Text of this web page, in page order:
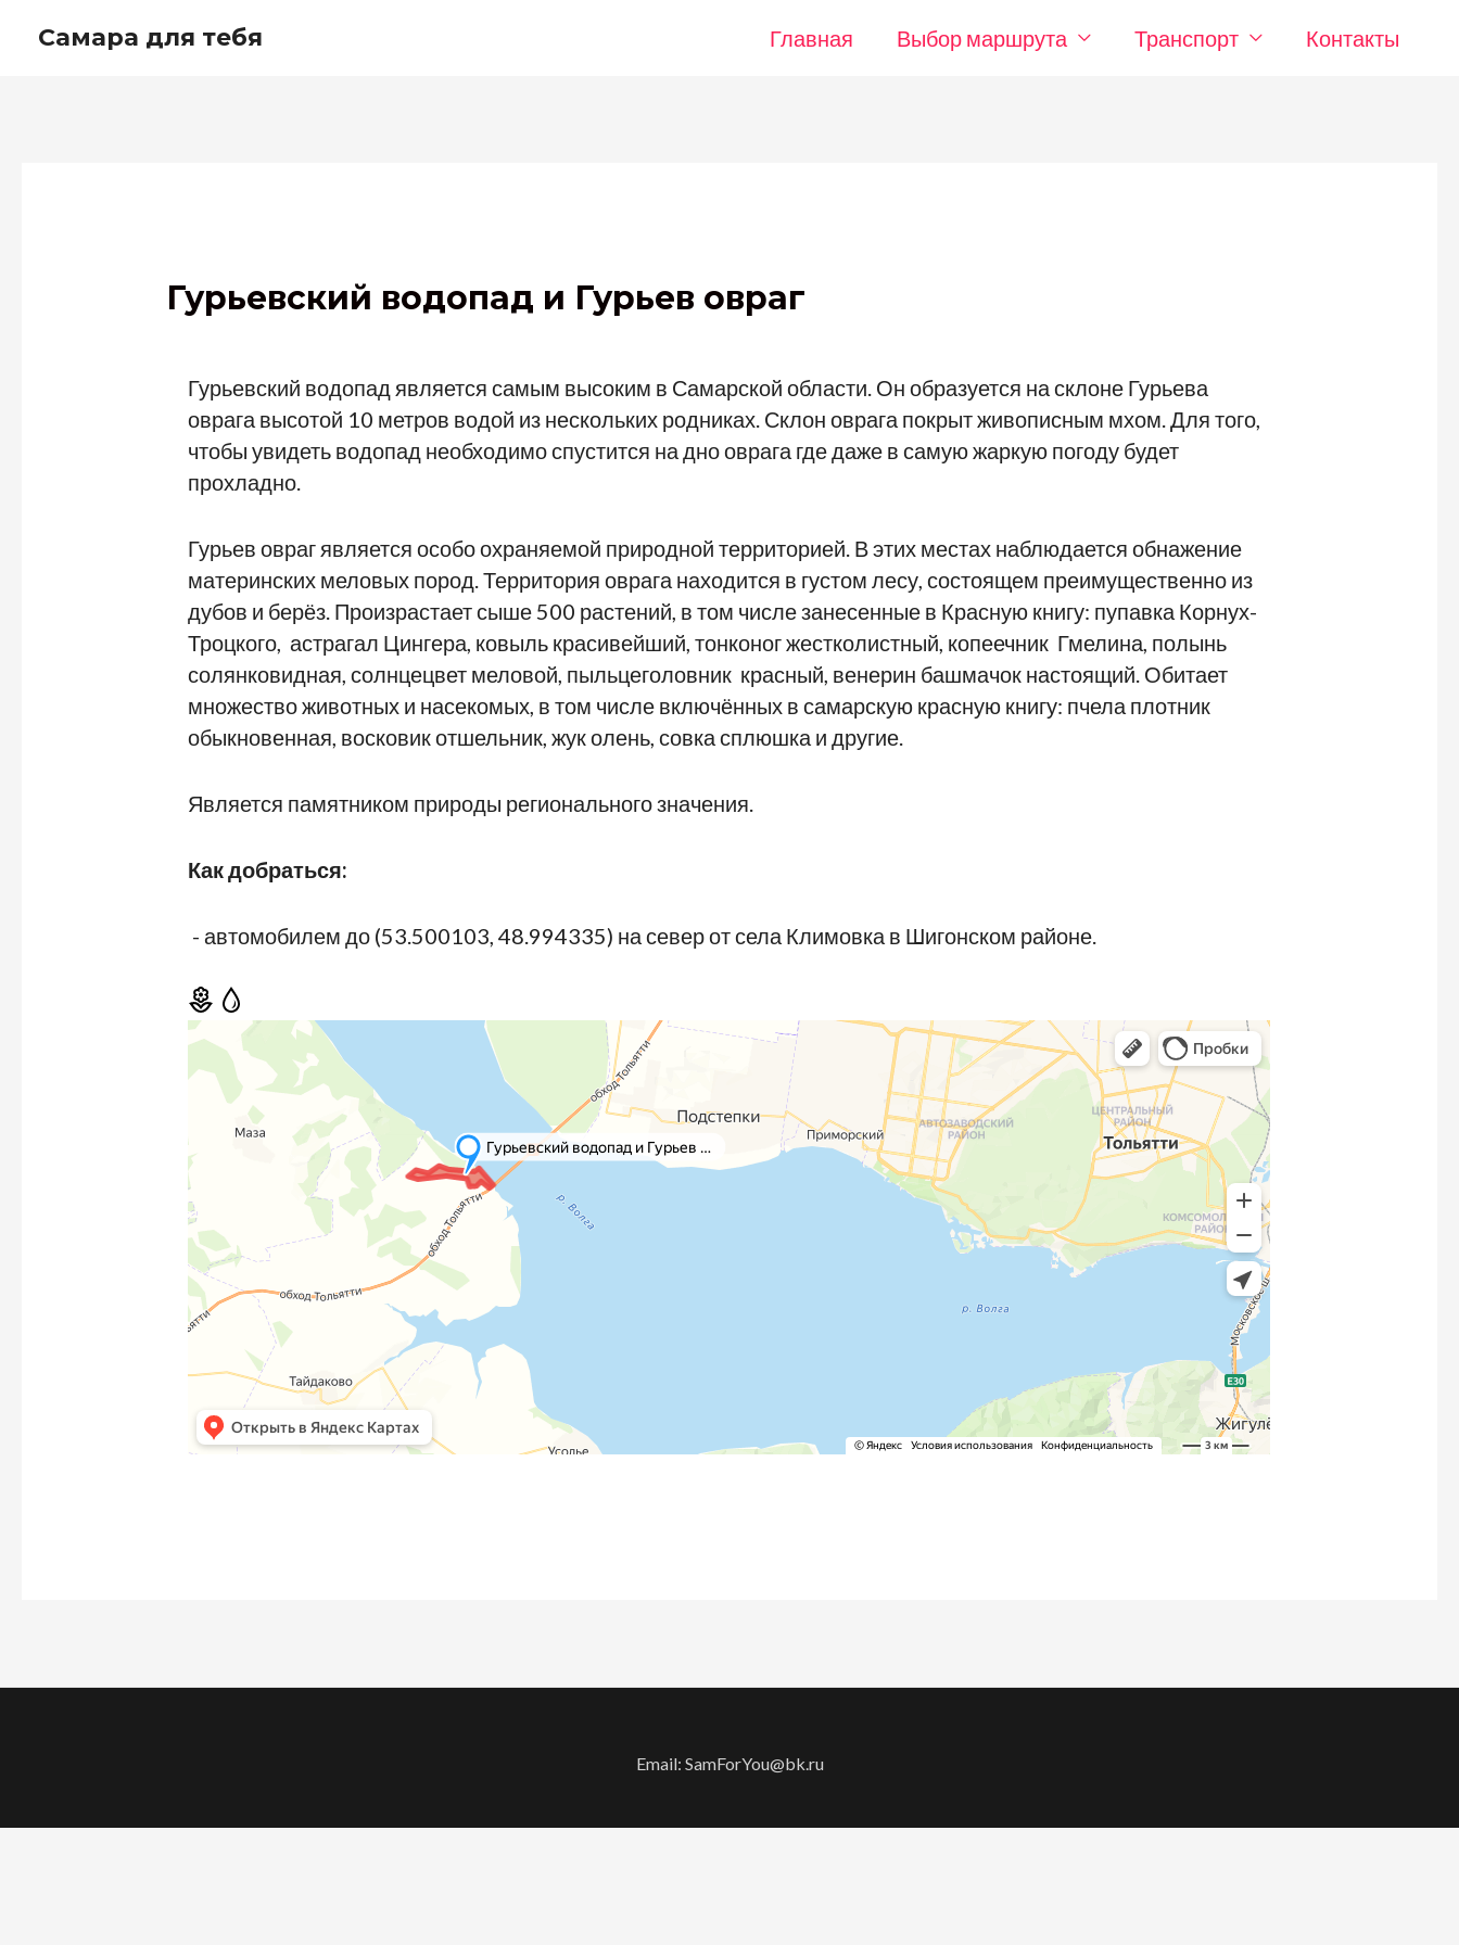
Самара для тебя Главная Выбор маршрута Транспорт Контакты
Гурьевский водопад и Гурьев овраг
Гурьевский водопад является самым высоким в Самарской области. Он образуется на склоне Гурьева
оврага высотой 10 метров водой из нескольких родниках. Склон оврага покрыт живописным мхом. Для того,
чтобы увидеть водопад необходимо спустится на дно оврага где даже в самую жаркую погоду будет
прохладно.
Гурьев овраг является особо охраняемой природной территорией. В этих местах наблюдается обнажение
материнских меловых пород. Территория оврага находится в густом лесу, состоящем преимущественно из
дубов и берёз. Произрастает сыше 500 растений, в том числе занесенные в Красную книгу: пупавка Корнух-
Троцкого, астрагал Цингера, ковыль красивейший, тонконог жестколистный, копеечник Гмелина, полынь
солянковидная, солнцецвет меловой, пыльцеголовник красный, венерин башмачок настоящий. Обитает
множество животных и насекомых, в том числе включённых в самарскую красную книгу: пчела плотник
обыкновенная, восковик отшельник, жук олень, совка сплюшка и другие.
Является памятником природы регионального значения.
Как добраться:
- автомобилем до (53.500103, 48.994335) на север от села Климовка в Шигонском районе.
Email: SamForYou@bk.ru